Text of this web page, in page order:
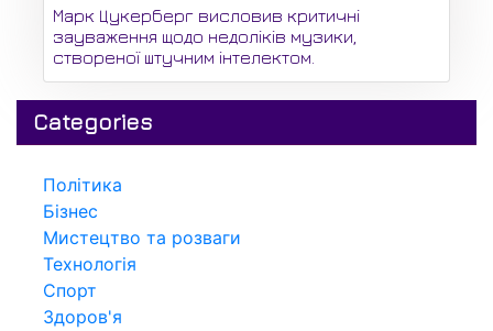
Марк Цукерберг висловив критичні
зауваження щодо недоліків музики,
створеної штучним інтелектом.
Categories
Політика
Бізнес
Мистецтво та розваги
Технологія
Спорт
Здоров'я